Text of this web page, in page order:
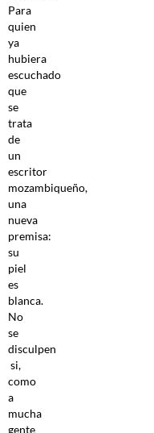
Para
quien
ya
hubiera
escuchado
que
se
trata
de
un
escritor
mozambiqueño,
una
nueva
premisa:
su
piel
es
blanca.
No
se
disculpen
si,
como
a
mucha
gente